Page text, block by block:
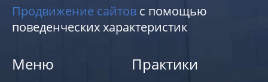
Продвижение сайтов с помощью
поведенческих характеристик
Меню Практики